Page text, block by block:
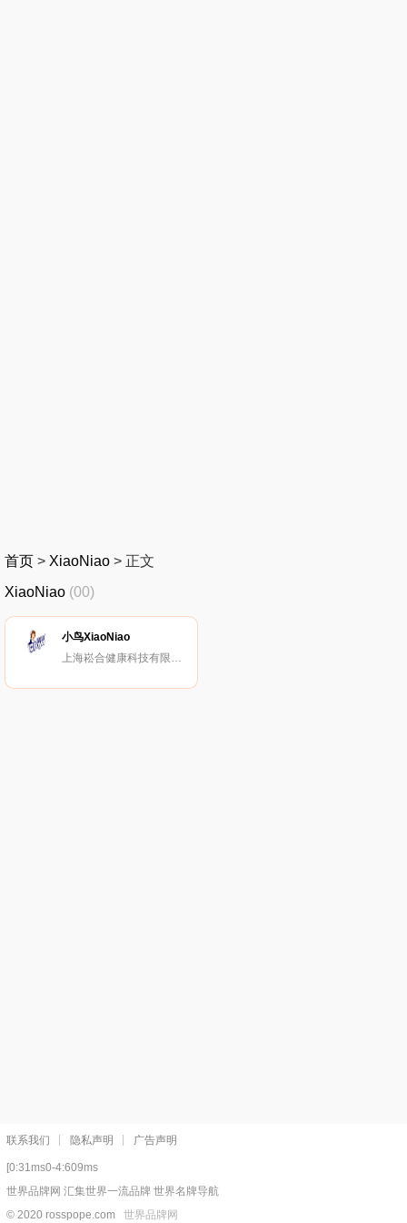
首页 > XiaoNiao > 正文
XiaoNiao (00)
小鸟XiaoNiao
上海崧合健康科技有限公司
联系我们 隐私声明 广告声明
[0:31ms0-4:609ms
世界品牌网 汇集世界一流品牌 世界名牌导航
© 2020 rosspope.com 世界品牌网